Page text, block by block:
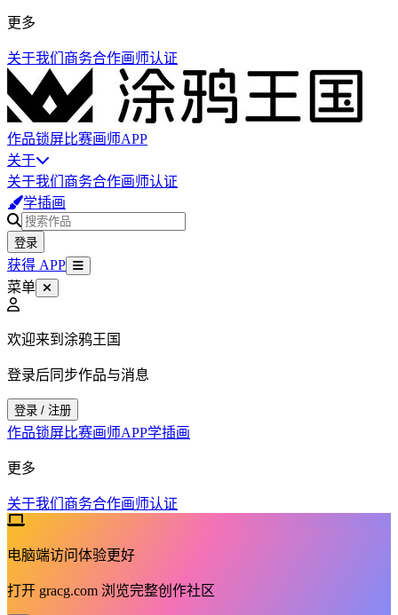
更多
关于我们 商务合作画师认证
作品锁屏比赛画师APP
关于
关于我们 商务合作画师认证
学插画
登录
获得 APP
菜单
欢迎来到涂鸦王国
登录后同步作品与消息
登录 / 注册
作品锁屏比赛画师APP学插画
更多
关于我们 商务合作画师认证
电脑端访问体验更好
打开 gracg.com 浏览完整创作社区